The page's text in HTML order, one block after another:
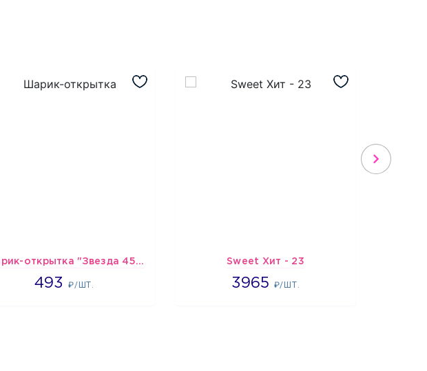
Шарик-открытка "Звезда 45 см" №1
493₽/ШТ.
493 Sweet Хит - 23
3965 ₽/ШТ.
3965